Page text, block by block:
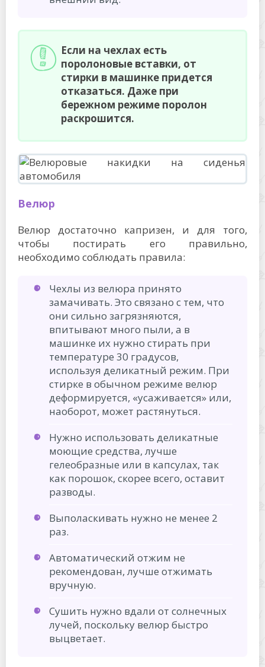
Если на чехлах есть
поролоновые вставки, от
стирки в машинке придется
отказаться. Даже при
бережном режиме поролон
раскрошится.
Велюр
Велюр достаточно капризен, и для того,
чтобы постирать его правильно,
необходимо соблюдать правила:
Чехлы из велюра принято
замачивать. Это связано с тем, что
они сильно загрязняются,
впитывают много пыли, а в
машинке их нужно стирать при
температуре 30 градусов,
используя деликатный режим. При
стирке в обычном режиме велюр
деформируется, «усаживается» или,
наоборот, может растянуться.
Нужно использовать деликатные
моющие средства, лучше
гелеобразные или в капсулах, так
как порошок, скорее всего, оставит
разводы.
Выполаскивать нужно не менее 2
раз.
Автоматический отжим не
рекомендован, лучше отжимать
вручную.
Сушить нужно вдали от солнечных
лучей, поскольку велюр быстро
выцветает.